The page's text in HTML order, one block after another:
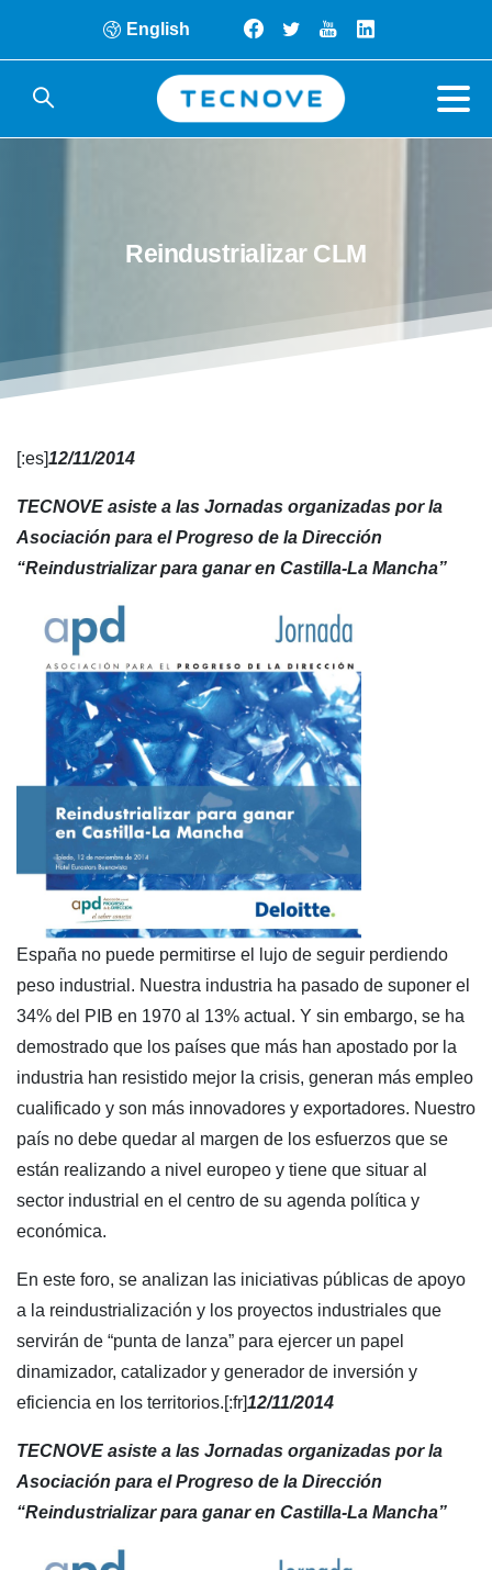
English
Reindustrializar CLM
[:es]12/11/2014
TECNOVE asiste a las Jornadas organizadas por la
Asociación para el Progreso de la Dirección
“Reindustrializar para ganar en Castilla-La Mancha”
España no puede permitirse el lujo de seguir perdiendo
peso industrial. Nuestra industria ha pasado de suponer el
34% del PIB en 1970 al 13% actual. Y sin embargo, se ha
demostrado que los países que más han apostado por la
industria han resistido mejor la crisis, generan más empleo
cualificado y son más innovadores y exportadores. Nuestro
país no debe quedar al margen de los esfuerzos que se
están realizando a nivel europeo y tiene que situar al
sector industrial en el centro de su agenda política y
económica.
En este foro, se analizan las iniciativas públicas de apoyo
a la reindustrialización y los proyectos industriales que
servirán de “punta de lanza” para ejercer un papel
dinamizador, catalizador y generador de inversión y
eficiencia en los territorios.[:fr]12/11/2014
TECNOVE asiste a las Jornadas organizadas por la
Asociación para el Progreso de la Dirección
“Reindustrializar para ganar en Castilla-La Mancha”